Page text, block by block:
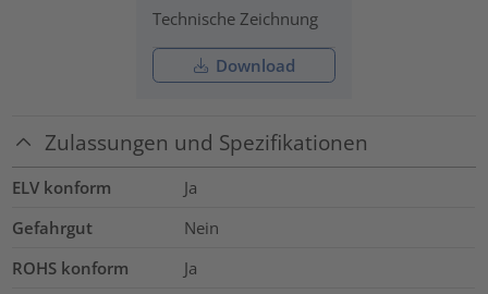
Technische Zeichnung
Download
Zulassungen und Spezifikationen
ELV konform
Ja
Gefahrgut
Nein
ROHS konform
Ja